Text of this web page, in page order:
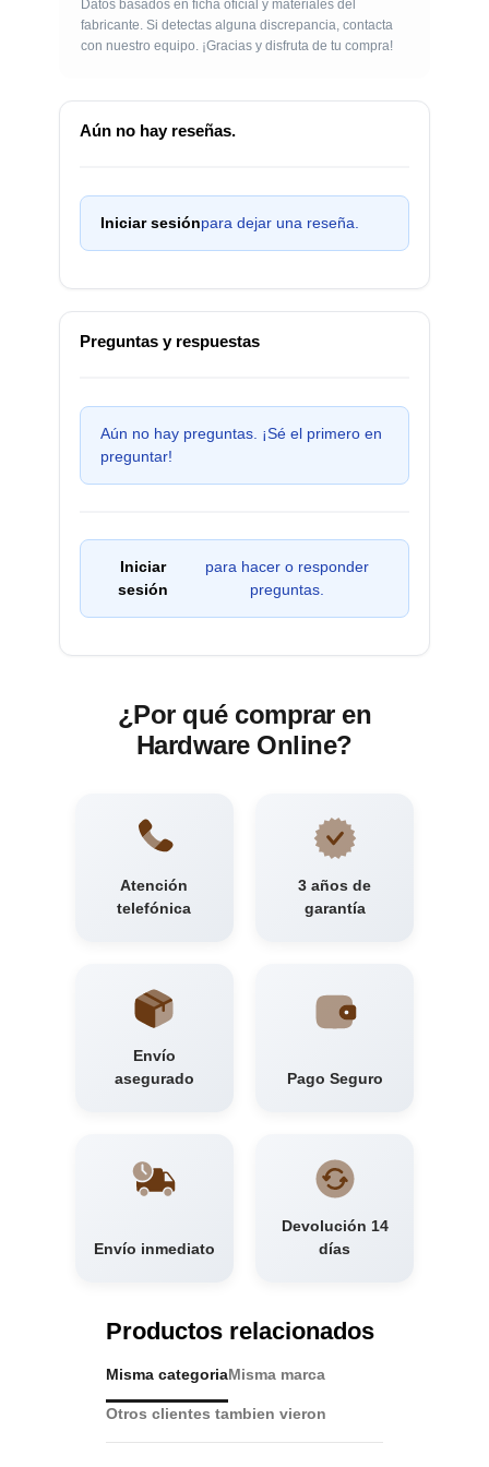
Datos basados en ficha oficial y materiales del
fabricante. Si detectas alguna discrepancia, contacta
con nuestro equipo. ¡Gracias y disfruta de tu compra!
Aún no hay reseñas.
Iniciar sesiónpara dejar una reseña.
Preguntas y respuestas
Aún no hay preguntas. ¡Sé el primero en
preguntar!
Iniciar
sesión
para hacer o responder
preguntas.
¿Por qué comprar en
Hardware Online?
Atención
telefónica
3 años de
garantía
Envío
asegurado
Pago Seguro
Envío inmediato
Devolución 14
días
Productos relacionados
Misma categoriaMisma marca
Otros clientes tambien vieron